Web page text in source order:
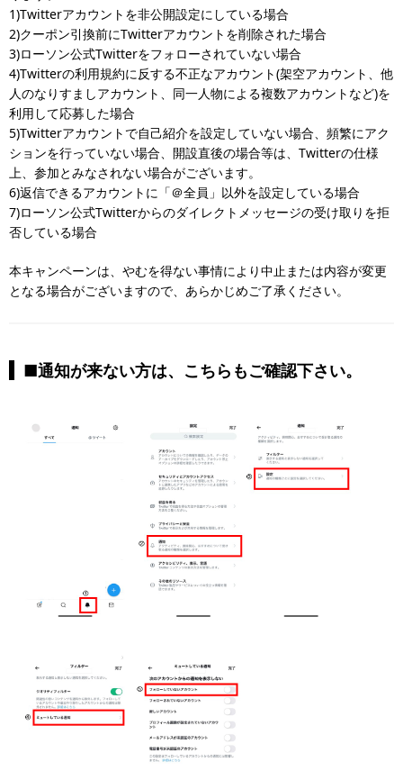
1)Twitterアカウントを非公開設定にしている場合
2)クーポン引換前にTwitterアカウントを削除された場合
3)ローソン公式Twitterをフォローされていない場合
4)Twitterの利用規約に反する不正なアカウント(架空アカウント、他
人のなりすましアカウント、同一人物による複数アカウントなど)を
利用して応募した場合
5)Twitterアカウントで自己紹介を設定していない場合、頻繁にアク
ションを行っていない場合、開設直後の場合等は、Twitterの仕様
上、参加とみなされない場合がございます。
6)返信できるアカウントに「＠全員」以外を設定している場合
7)ローソン公式Twitterからのダイレクトメッセージの受け取りを拒
否している場合
本キャンペーンは、やむを得ない事情により中止または内容が変更
となる場合がございますので、あらかじめご了承ください。
■通知が来ない方は、こちらもご確認下さい。